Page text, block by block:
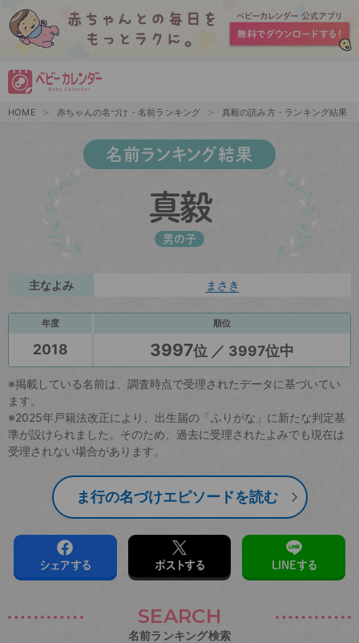
HOME 赤ちゃんの名づけ・名前ランキング 真毅の読み方・ランキング結果
名前ランキング結果
真毅
男の子
主なよみ まさき
年度 順位
2018 3997位 ／ 3997位中
※掲載している名前は、調査時点で受理されたデータに基づいてい
ます。
※2025年戸籍法改正により、出生届の「ふりがな」に新たな判定基
準が設けられました。そのため、過去に受理されたよみでも現在は
受理されない場合があります。
ま行の名づけエピソードを読む
シェアする ポストする LINEする
SEARCH
名前ランキング検索